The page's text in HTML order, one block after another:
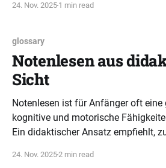
24. Nov. 2025 1 min read
glossary
Notenlesen aus
Sicht
Notenlesen ist für Anfänger oft eine
kognitive und motorische
Ein didaktischer Ansatz empfiehlt,
24. Nov. 20252 min read